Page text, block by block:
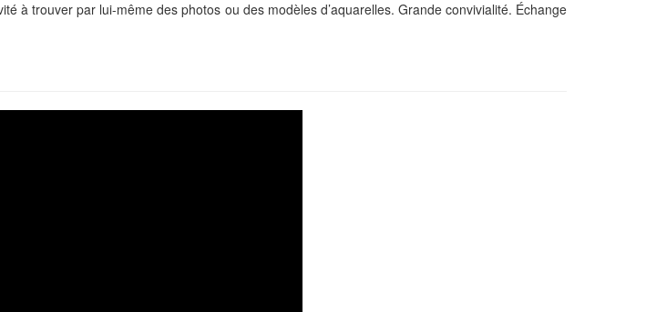
à trouver par lui-même des photos ou des modèles d’aquarelles. Grande convivialité. Échange